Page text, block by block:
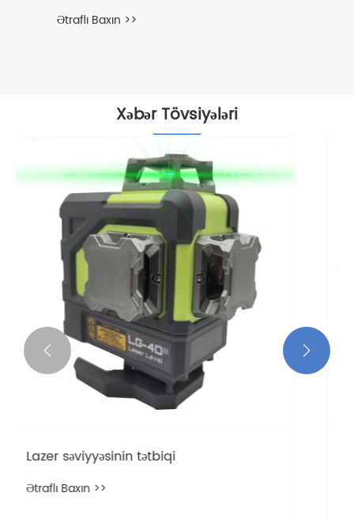
Xəbər Tövsiyələri
Lazer səviyyəsinin tətbiqi
Ətraflı Baxın >>
 